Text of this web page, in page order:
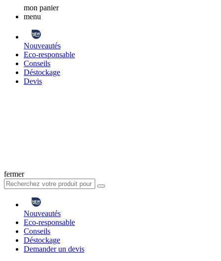
mon panier
menu
Nouveautés
Eco-responsable
Conseils
Déstockage
Devis
fermer
Nouveautés
Eco-responsable
Conseils
Déstockage
Demander un devis